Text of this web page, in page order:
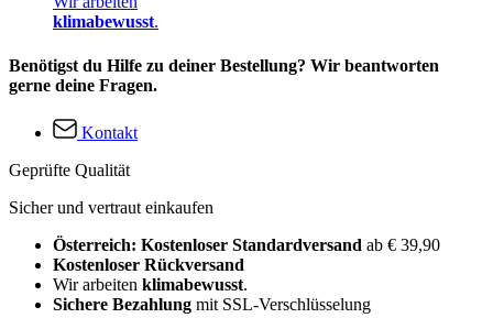
klimabewusst.
Benötigst du Hilfe zu deiner Bestellung? Wir beantworten
gerne deine Fragen.
Kontakt
Geprüfte Qualität
Sicher und vertraut einkaufen
Österreich: Kostenloser Standardversand ab € 39,90
Kostenloser Rückversand
Wir arbeiten klimabewusst.
Sichere Bezahlung mit SSL-Verschlüsselung